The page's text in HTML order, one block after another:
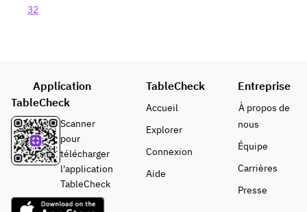
32
Application
TableCheck
Scanner
pour
télécharger
l'application
TableCheck
TableCheck
Accueil
Explorer
Connexion
Aide
Entreprise
À propos de
nous
Équipe
Carrières
Presse